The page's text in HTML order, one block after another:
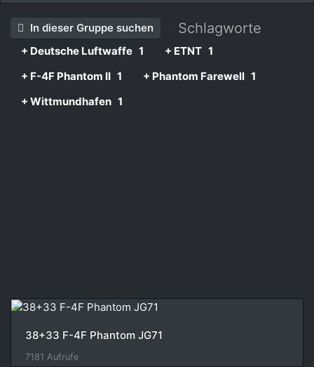
In dieser Gruppe suchen Schlagworte
+ Deutsche Luftwaffe 1 + ETNT 1
+ F-4F Phantom II 1 + Phantom Farewell 1
+ Wittmundhafen 1
38+33 F-4F Phantom JG71
7181 Aufrufe